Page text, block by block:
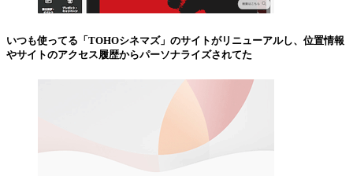
いつも使ってる「TOHOシネマズ」のサイトがリニューアルし、位置情報
やサイトのアクセス履歴からパーソナライズされてた